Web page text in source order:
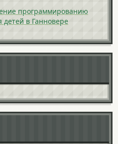
программированию
в Ганновере